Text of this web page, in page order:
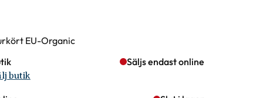
EU-Organic
Säljs endast online
butik